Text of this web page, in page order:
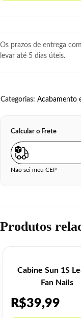
Os prazos de entrega
levar até 5 dias úteis.
Categorias: Acabamento
Calcular o Frete
Não sei meu CEP
Produtos
Cabine Sun 1S
Fan Nails
R$39,99